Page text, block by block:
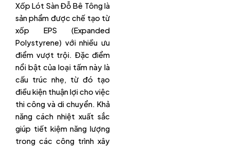
Xốp Lót Sàn Đỗ Bê Tông là
sản phẩm được chế tạo từ
xốp EPS (Expanded
Polystyrene) với nhiều ưu
điểm vượt trội. Đặc điểm
nổi bật của loại tấm này là
cấu trúc nhẹ, từ đó tạo
điều kiện thuận lợi cho việc
thi công và di chuyển. Khả
năng cách nhiệt xuất sắc
giúp tiết kiệm năng lượng
trong các công trình xây